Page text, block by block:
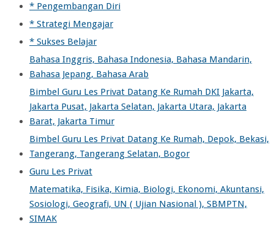
* Pengembangan Diri
* Strategi Mengajar
* Sukses Belajar
Bahasa Inggris, Bahasa Indonesia, Bahasa Mandarin,
Bahasa Jepang, Bahasa Arab
Bimbel Guru Les Privat Datang Ke Rumah DKI Jakarta,
Jakarta Pusat, Jakarta Selatan, Jakarta Utara, Jakarta
Barat, Jakarta Timur
Bimbel Guru Les Privat Datang Ke Rumah, Depok, Bekasi,
Tangerang, Tangerang Selatan, Bogor
Guru Les Privat
Matematika, Fisika, Kimia, Biologi, Ekonomi, Akuntansi,
Sosiologi, Geografi, UN ( Ujian Nasional ), SBMPTN,
SIMAK